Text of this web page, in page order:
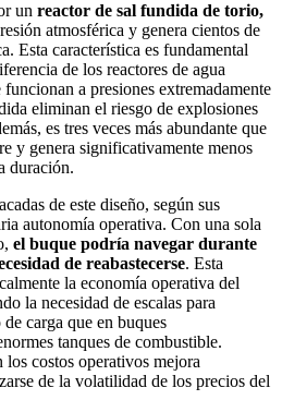
un reactor de sal fundida de torio,
atmosférica y genera cientos de
Esta característica es fundamental
de los reactores de agua
a presiones extremadamente
eliminan el riesgo de explosiones
es tres veces más abundante que
y genera significativamente menos
duración.
de este diseño, según sus
autonomía operativa. Con una sola
el buque podría navegar durante
de reabastecerse. Esta
la economía operativa del
la necesidad de escalas para
carga que en buques
tanques de combustible.
costos operativos mejora
de la volatilidad de los precios del